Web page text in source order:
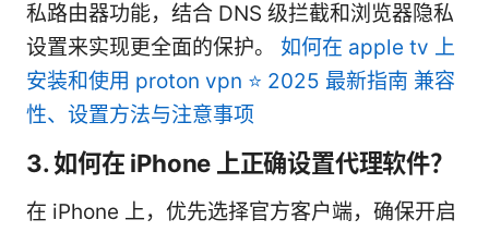
私路由器功能，结合 DNS 级拦截和浏览器隐私
设置来实现更全面的保护。 如何在 apple tv 上
安装和使用 proton vpn ⭐ 2025 最新指南 兼容
性、设置方法与注意事项
3. 如何在 iPhone 上正确设置代理软件？
在 iPhone 上，优先选择官方客户端，确保开启